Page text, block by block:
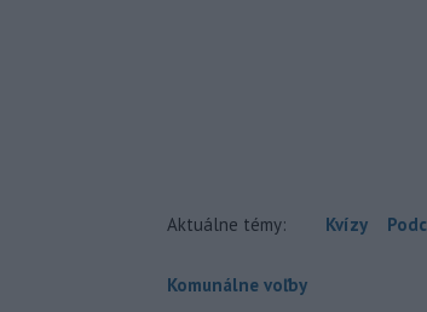
Aktuálne témy: Kvízy
Komunálne voľby